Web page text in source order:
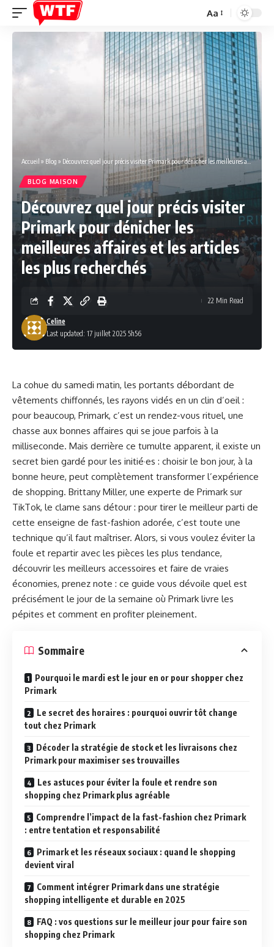
Font
Resizer
Aa
Accueil » Blog » Découvrez quel jour précis visiter Primark pour dénicher les meilleures affaires et les articles les plus recherchés
BLOG MAISON
Découvrez quel jour précis visiter
Primark pour dénicher les
meilleures affaires et les articles
les plus recherchés
Last updated: 17 juillet 2025 5h56
Celine
22 Min Read
La cohue du samedi matin, les portants débordant de
vêtements chiffonnés, les rayons vidés en un clin d’oeil :
pour beaucoup, Primark, c’est un rendez-vous rituel, une
chasse aux bonnes affaires qui se joue parfois à la
milliseconde. Mais derrière ce tumulte apparent, il existe un
secret bien gardé pour les initié·es : choisir le bon jour, à la
bonne heure, peut complètement transformer l’expérience
de shopping. Brittany Miller, une experte de Primark sur
TikTok, le clame sans détour : pour tirer le meilleur parti de
cette enseigne de fast-fashion adorée, c’est toute une
technique qu’il faut maîtriser. Alors, si vous voulez éviter la
foule et repartir avec les pièces les plus tendance,
découvrir les meilleurs accessoires et faire de vraies
économies, prenez note : ce guide vous dévoile quel est
précisément le jour de la semaine où Primark livre les
pépites et comment en profiter pleinement.
Sommaire
Pourquoi le mardi est le jour en or pour shopper chez
Primark
Le secret des horaires : pourquoi ouvrir tôt change
tout chez Primark
Décoder la stratégie de stock et les livraisons chez
Primark pour maximiser ses trouvailles
Les astuces pour éviter la foule et rendre son
shopping chez Primark plus agréable
Comprendre l’impact de la fast-fashion chez Primark
: entre tentation et responsabilité
Primark et les réseaux sociaux : quand le shopping
devient viral
Comment intégrer Primark dans une stratégie
shopping intelligente et durable en 2025
FAQ : vos questions sur le meilleur jour pour faire son
shopping chez Primark